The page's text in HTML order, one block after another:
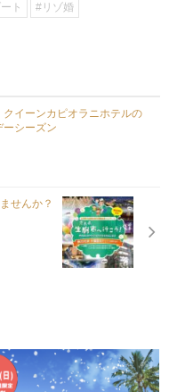
ト
#リゾ婚
クイーンカピオラニホテルの
ーシーズン
せんか？